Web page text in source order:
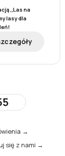
,,Las na
lasy dla
→
się z nami →